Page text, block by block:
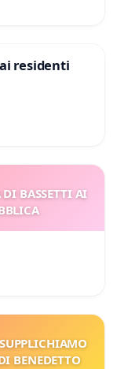
residenti
BASSETTI AI
BENEDETTO